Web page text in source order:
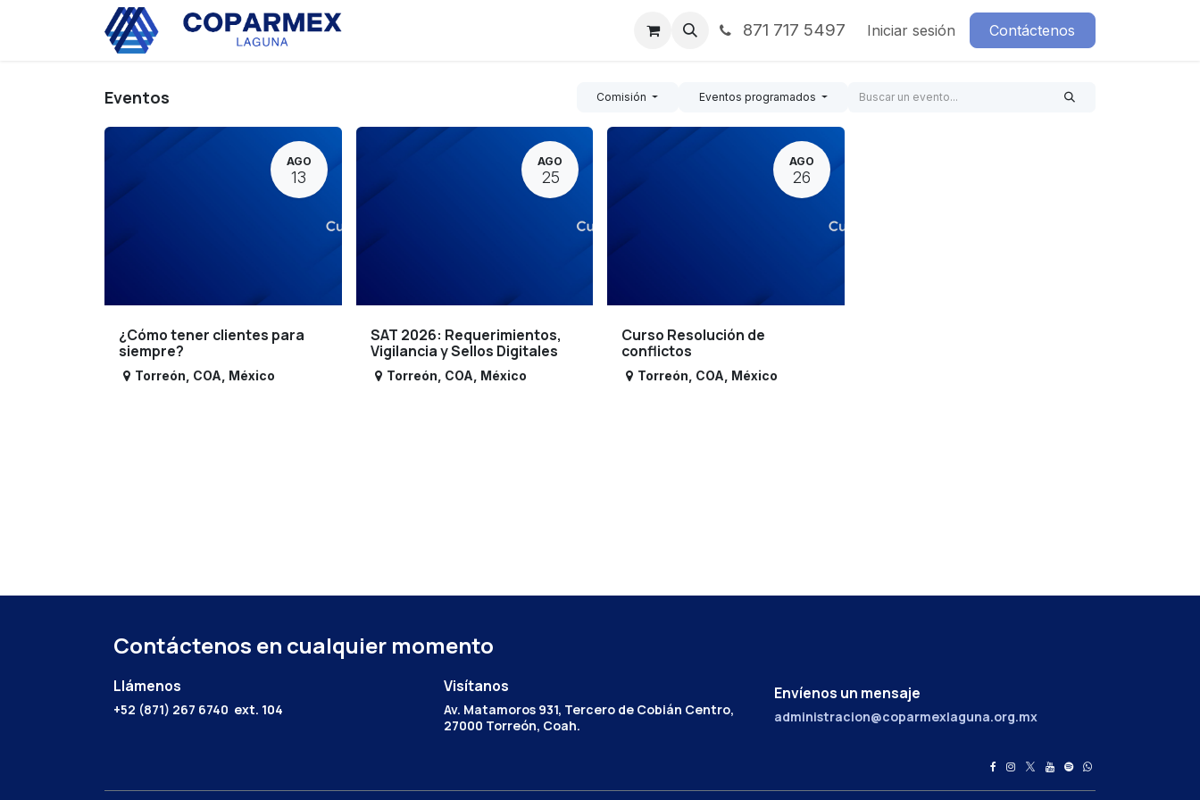
Noticias Contáctenos871 717 5497 Iniciar sesión Contáctenos
Eventos Comisión Eventos programados
AGO
13
¿Cómo tener clientes para
siempre?
Torreón COA México
AGO
25
SAT 2026: Requerimientos,
Vigilancia y Sellos Digitales
Torreón COA México
AGO
26
Curso Resolución de
conflictos
Torreón COA México
Contáctenos en cualquier momento
Llámenos
+52 (871) 267 6740 ext. 104
Envíenos un mensaje
administracion@coparmexlaguna.org.mx
Visítanos
Av. Matamoros 931, Tercero de Cobián Centro,
27000 Torreón, Coah.